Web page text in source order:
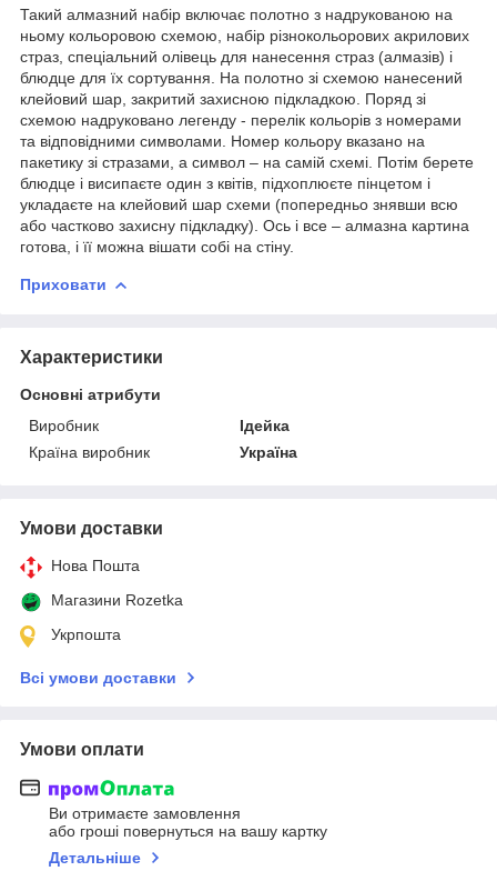
Такий алмазний набір включає полотно з надрукованою на
ньому кольоровою схемою, набір різнокольорових акрилових
страз, спеціальний олівець для нанесення страз (алмазів) і
блюдце для їх сортування. На полотно зі схемою нанесений
клейовий шар, закритий захисною підкладкою. Поряд зі
схемою надруковано легенду - перелік кольорів з номерами
та відповідними символами. Номер кольору вказано на
пакетику зі стразами, а символ – на самій схемі. Потім берете
блюдце і висипаєте один з квітів, підхоплюєте пінцетом і
укладаєте на клейовий шар схеми (попередньо знявши всю
або частково захисну підкладку). Ось і все – алмазна картина
готова, і її можна вішати собі на стіну.
Приховати
Характеристики
Основні атрибути
Виробник
Ідейка
Країна виробник
Україна
Умови доставки
Нова Пошта
Магазини Rozetka
Укрпошта
Всі умови доставки
Умови оплати
Ви отримаєте замовлення
або гроші повернуться на вашу картку
Детальніше